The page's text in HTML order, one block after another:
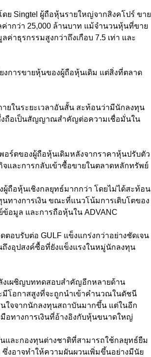
ย Singtel ผู้ถือหุ้นรายใหญ่จากสิงคโปร์ ขาย
ากว่า 25,000 ล้านบาท แม้จำนวนหุ้นที่ขาย
าธุรกรรมสูงกว่าถึงเกือบ 7.5 เท่า และ
งการขายหุ้นของผู้ถือหุ้นเดิม แต่สิ่งที่ตลาด
ยในระยะเวลาอันสั้น สะท้อนว่ามีนักลงทุน
ถือเป็นสัญญาณสำคัญต่อความเชื่อมั่นใน
ร์ตของผู้ถือหุ้นเดิมหลังจากราคาหุ้นปรับตัว
และการกลับเข้าซื้อขายในตลาดหลักทรัพย์
ถือหุ้นเชิงกลยุทธ์มากกว่า โดยไม่ได้สะท้อน
ทางการเงิน ขณะที่แนวโน้มการเติบโตของ
อมูล และการถือหุ้นใน ADVANC
ตอบรับต่อ GULF แข็งแกร่งกว่าอย่างชัดเจน
งอุปสงค์ซื้อที่ยังแข็งแรงในหมู่นักลงทุน
งเผชิญบททดสอบสำคัญอีกหลายด้าน
มีโอกาสสูงที่จะถูกนำเข้าคำนวณในดัชนี
ใจจากนักลงทุนสถาบันมากขึ้น แต่ในอีก
มือทางการเงินที่อ้างอิงกับหุ้นขนาดใหญ่
และกองทุนต่างชาติที่สามารถใช้กลยุทธ์ยืม
งอาจทำให้ความผันผวนเพิ่มขึ้นอย่างมีนัย